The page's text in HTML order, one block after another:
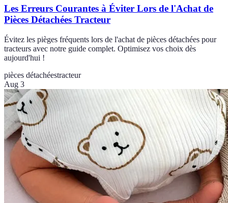
Les Erreurs Courantes à Éviter Lors de l'Achat de
Pièces Détachées Tracteur
Évitez les pièges fréquents lors de l'achat de pièces détachées pour
tracteurs avec notre guide complet. Optimisez vos choix dès
aujourd'hui !
pièces détachéestracteur
Aug 3